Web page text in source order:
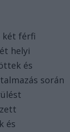
két férfi
helyi
és
során
és